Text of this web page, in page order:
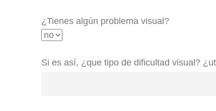
¿Tienes algún problema visual?
Si es así, ¿que tipo de dificultad visual?